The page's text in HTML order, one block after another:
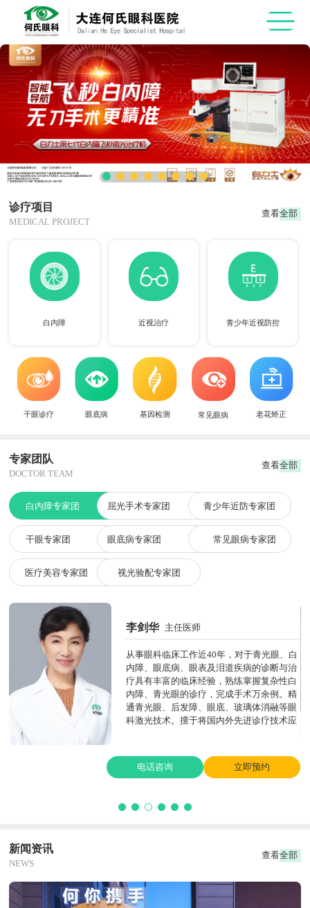
诊疗项目
MEDICAL PROJECT
查看全部
白内障 近视治疗 青少年近视防控
干眼诊疗 眼底病 基因检测 常见眼病 老花矫正
专家团队
DOCTOR TEAM
查看全部
白内障专家团 屈光手术专家团 青少年近防专家团
干眼专家团 眼底病专家团 常见眼病专家团
医疗美容专家团 视光验配专家团
李剑华 主任医师
从事眼科临床工作近40年，对于青光眼、白
内障、眼底病、眼表及泪道疾病的诊断与治
疗具有丰富的临床经验，熟练掌握复杂性白
内障、青光眼的诊疗，完成手术万余例。精
通青光眼、后发障、眼底、玻璃体消融等眼
科激光技术。擅于将国内外先进诊疗技术应
电话咨询 立即预约
新闻资讯
NEWS
查看全部